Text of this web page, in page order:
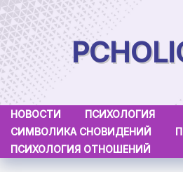
Skip
to
content
НОВОСТИ
ПСИХОЛОГИЯ
СИМВОЛИКА СНОВИДЕНИЙ
ПСИХОЛОГИЯ ОТНОШЕНИЙ